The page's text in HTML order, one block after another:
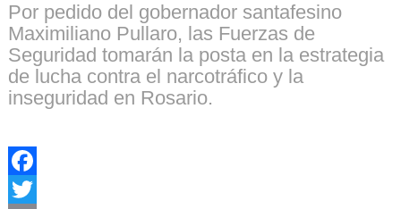
Por pedido del gobernador santafesino
Maximiliano Pullaro, las Fuerzas de
Seguridad tomarán la posta en la estrategia
de lucha contra el narcotráfico y la
inseguridad en Rosario.
Facebook